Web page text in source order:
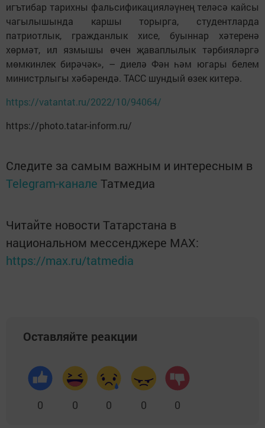
игътибар тарихны фальсификацияләүнең теләсә кайсы
чагылышында каршы торырга, студентларда
патриотлык, гражданлык хисе, буыннар хәтеренә
хөрмәт, ил язмышы өчен җаваплылык тәрбияләргә
мөмкинлек бирәчәк», – диелә Фән һәм югары белем
министрлыгы хәбәрендә. ТАСС шундый өзек китерә.
https://vatantat.ru/2022/10/94064/
https://photo.tatar-inform.ru/
Следите за самым важным и интересным в
Telegram-канале Татмедиа
Читайте новости Татарстана в
национальном мессенджере MАХ:
https://max.ru/tatmedia
Оставляйте реакции
0 0 0 0 0